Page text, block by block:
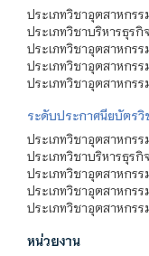
ประเภทวิชาอุตสาหกรร
ประเภทวิชาบริหารธุรกิจ
ประเภทวิชาอุตสาหกรร
ประเภทวิชาอุตสาหกรร
ประเภทวิชาอุตสาหกรร
ระดับประกาศนียบัตรวิ
ประเภทวิชาอุตสาหกรร
ประเภทวิชาบริหารธุรกิจ
ประเภทวิชาอุตสาหกรร
ประเภทวิชาอุตสาหกรร
ประเภทวิชาอุตสาหกรร
หน่วยงาน